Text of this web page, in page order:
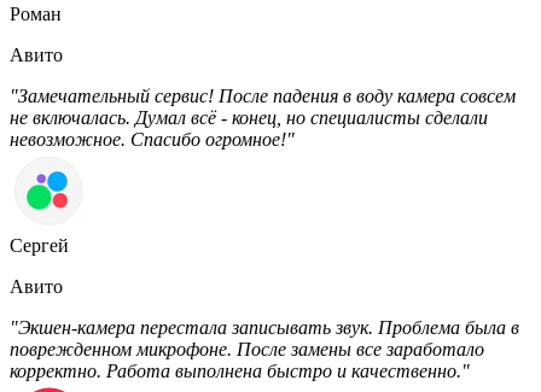
Роман
Авито
"Замечательный сервис! После падения в воду камера совсем
не включалась. Думал всё - конец, но специалисты сделали
невозможное. Спасибо огромное!"
Сергей
Авито
"Экшен-камера перестала записывать звук. Проблема была в
поврежденном микрофоне. После замены все заработало
корректно. Работа выполнена быстро и качественно."